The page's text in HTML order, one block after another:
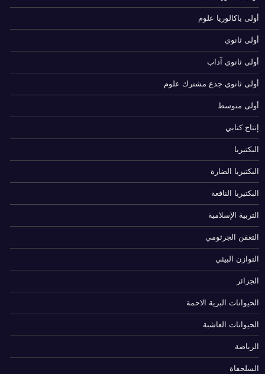
أولى باكالوريا علوم
أولى ثانوي
أولى ثانوي آداب
أولى ثانوي جذع مشترك علوم
أولى متوسط
إنتاج كتابي
البكتيريا
البكتيريا الضارة
البكتيريا النافعة
التربية الإسلامية
التعفن الجرثومي
التوازن البيئي
الجزائر
الحيوانات البرية الاحمة
الحيوانات العاشبة
الرياضة
السلحفاة